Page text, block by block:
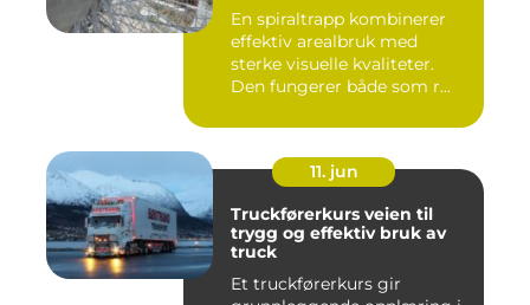
En spiraltrapp kombinerer
effektiv arealbruk med
sterke visuelle kvaliteter.
Den fungerer både som r...
11. jun
Truckførerkurs veien til
trygg og effektiv bruk av
truck
Et truckførerkurs gir